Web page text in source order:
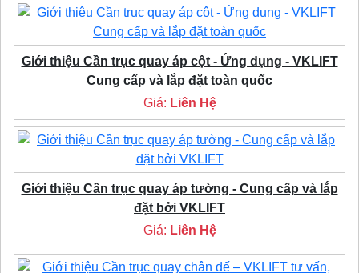
Giới thiệu Cần trục quay áp cột - Ứng dụng - VKLIFT
Cung cấp và lắp đặt toàn quốc
Giá: Liên Hệ
Giới thiệu Cần trục quay áp tường - Cung cấp và lắp
đặt bởi VKLIFT
Giá: Liên Hệ